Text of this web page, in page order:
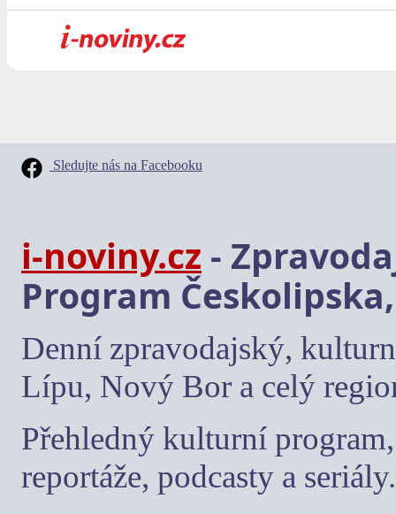
Sledujte nás na Facebooku
i-noviny.cz -
Program
Denní zpravodajský,
Lípu, Nový Bor a celý
Přehledný kulturní
reportáže, podcasty a seriály.